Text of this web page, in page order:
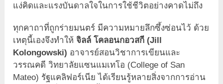
แง่คิดและแรงบันดาลใจในการใช้ชีวิตอย่างคาดไม่ถึง
ทุกคาถาที่ถูกร่ายมนตร์ มีความหมายลึกซึ้งซ่อนไว้ ด้วย
เหตุนี้เองจึงทำให้จิลล์ โคลอนกอวสกี (Jill
Kolongowski) อาจารย์สอนวิชาการเขียนและ
วรรณคดี วิทยาลัยแซนแมเทโอ (College of San
Mateo) รัฐแคลิฟอร์เนีย ได้เรียนรู้หลายสิ่งจากการอ่าน